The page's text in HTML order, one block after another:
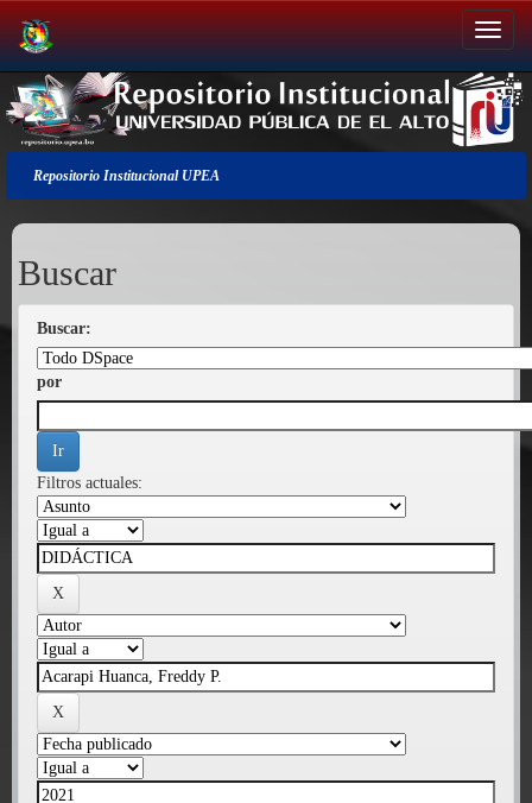
Salir
de
la
navegación
Repositorio Institucional UPEA
Buscar
Buscar:
por
Filtros actuales: